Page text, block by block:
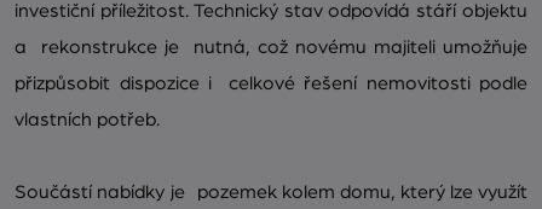
investiční příležitost. Technický stav odpovídá stáří objektu
a rekonstrukce je nutná, což novému majiteli umožňuje
přizpůsobit dispozice i celkové řešení nemovitosti podle
vlastních potřeb.
Součástí nabídky je pozemek kolem domu, který lze využít